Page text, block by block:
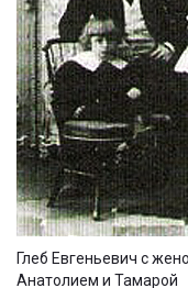
Глеб Евгеньевич с
Анатолием и Тамарой